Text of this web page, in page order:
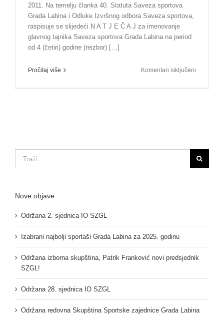
2011. Na temelju članka 40. Statuta Saveza sportova
Grada Labina i Odluke Izvršnog odbora Saveza sportova,
raspisuje se slijedeći N A T J E Č A J za imenovanje
glavnog tajnika Saveza sportova Grada Labina na period
od 4 (četiri) godine (reizbor) […]
Pročitaj više Komentari isključeni
Nove objave
Održana 2. sjednica IO SZGL
Izabrani najbolji sportaši Grada Labina za 2025. godinu
Održana izborna skupština, Patrik Franković novi predsjednik
SZGL!
Održana 28. sjednica IO SZGL
Održana redovna Skupština Sportske zajednice Grada Labina